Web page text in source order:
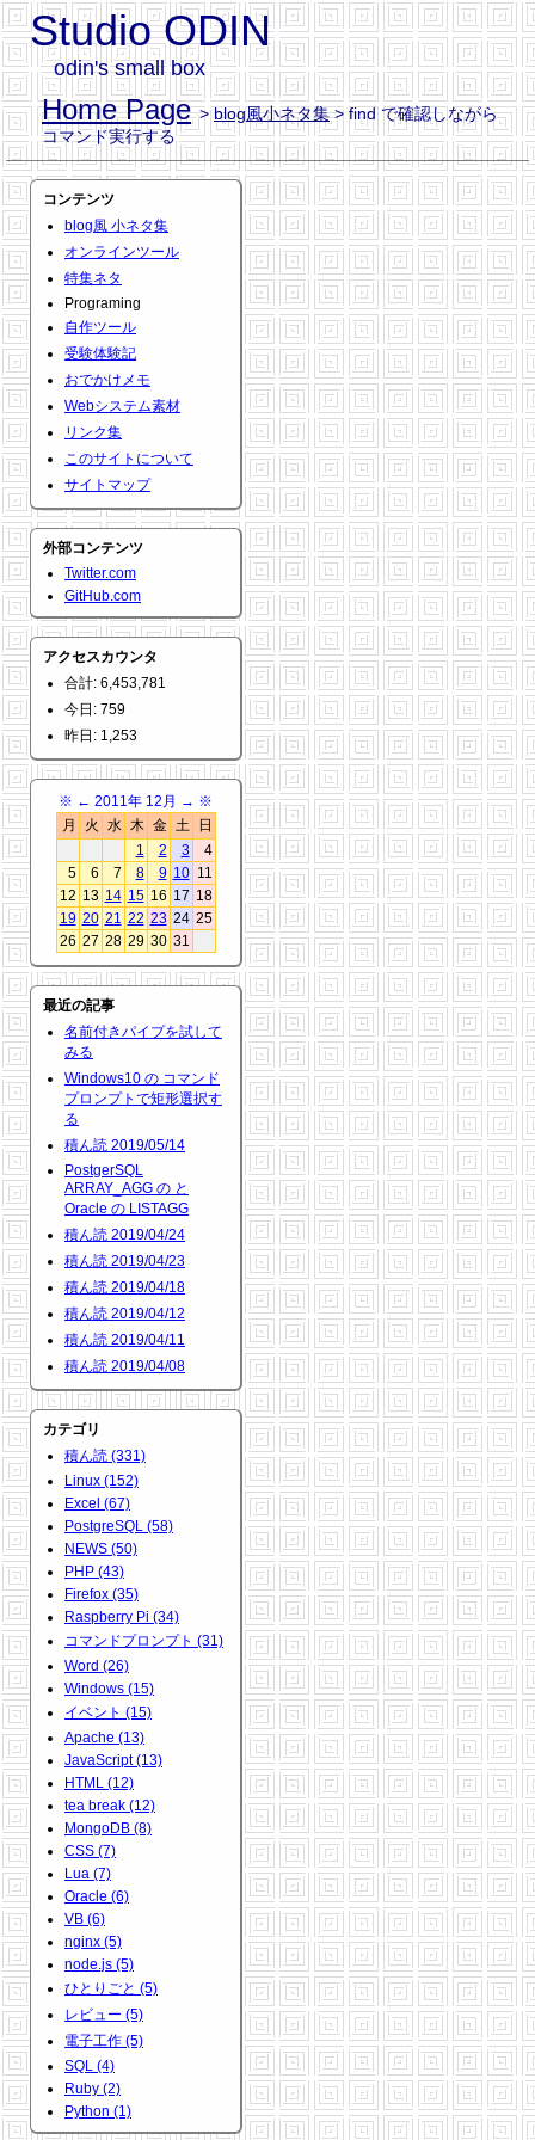
Studio ODIN
odin's small box
Home Page >blog風小ネタ集> find で確認しながら
コマンド実行する
コンテンツ
blog風 小ネタ集
オンラインツール
特集ネタ
Programing
自作ツール
受験体験記
おでかけメモ
Webシステム素材
リンク集
このサイトについて
サイトマップ
外部コンテンツ
Twitter.com
GitHub.com
アクセスカウンタ
合計: 6,453,781
今日: 759
昨日: 1,253
※ ← 2011年 12月 → ※
月
火 水 木 金 土
日
1
2 3
4
5
6 7 8 9 10 11
12 13 14 15 16 17 18
19 20 21 22 23 24 25
26 27 28 29 30 31
最近の記事
名前付きパイプを試して
みる
Windows10 の コマンド
プロンプトで矩形選択す
る
積ん読 2019/05/14
PostgerSQL
ARRAY_AGG の と
Oracle の LISTAGG
積ん読 2019/04/24
積ん読 2019/04/23
積ん読 2019/04/18
積ん読 2019/04/12
積ん読 2019/04/11
積ん読 2019/04/08
カテゴリ
積ん読 (331)
Linux (152)
Excel (67)
PostgreSQL (58)
NEWS (50)
PHP (43)
Firefox (35)
Raspberry Pi (34)
コマンドプロンプト (31)
Word (26)
Windows (15)
イベント (15)
Apache (13)
JavaScript (13)
HTML (12)
tea break (12)
MongoDB (8)
CSS (7)
Lua (7)
Oracle (6)
VB (6)
nginx (5)
node.js (5)
ひとりごと (5)
レビュー (5)
電子工作 (5)
SQL (4)
Ruby (2)
Python (1)